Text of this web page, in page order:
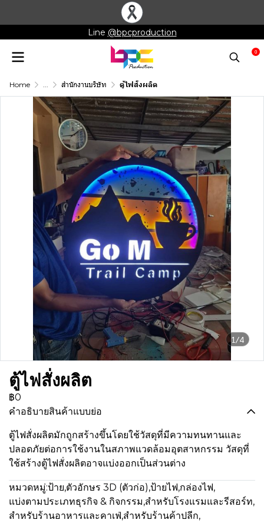
Line @bpcproduction
0
Home ... สำนักงานบริษัท ตู้ไฟสั่งผลิต
1/4
ตู้ไฟสั่งผลิต
฿0
คำอธิบายสินค้าแบบย่อ
ตู้ไฟสั่งผลิตมักถูกสร้างขึ้นโดยใช้วัสดุที่มีความทนทานและ
ปลอดภัยต่อการใช้งานในสภาพแวดล้อมอุตสาหกรรม วัสดุที่
ใช้สร้างตู้ไฟสั่งผลิตอาจแบ่งออกเป็นส่วนต่าง
หมวดหมู่:ป้าย,ตัวอักษร 3D (ตัวก่อ),ป้ายไฟ,กล่องไฟ,
แบ่งตามประเภทธุรกิจ & กิจกรรม,สำหรับโรงแรมและรีสอร์ท,
สำหรับร้านอาหารและคาเฟ่,สำหรับร้านค้าปลีก,